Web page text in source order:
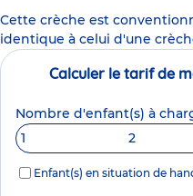
Cette crèche est
identique à celui d'une
Calculer le tarif de
Nombre d'enfant(s) à
1
2
Enfant(s) en situation de